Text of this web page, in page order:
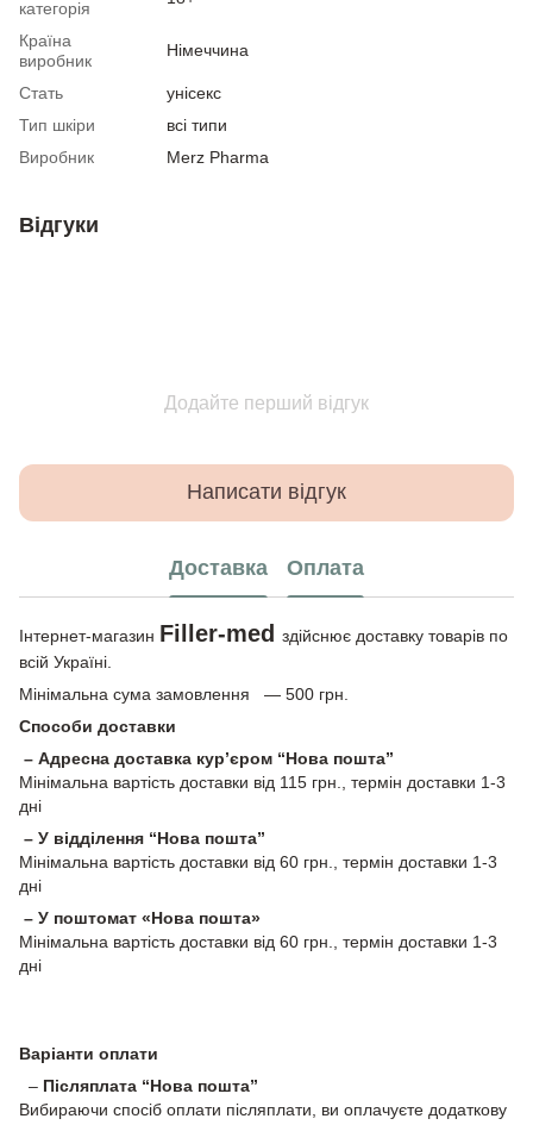
категорія
Країна
виробник
Німеччина
Стать
унісекс
Тип шкіри
всі типи
Виробник
Merz Pharma
Відгуки
Додайте перший відгук
Написати відгук
Доставка Оплата
Інтернет-магазин Filler-med здійснює доставку товарів по
всій Україні.
Мінімальна сума замовлення — 500 грн.
Способи доставки
– Адресна доставка кур’єром “Нова пошта”
Мінімальна вартість доставки від 115 грн., термін доставки 1-3
дні
– У відділення “Нова пошта”
Мінімальна вартість доставки від 60 грн., термін доставки 1-3
дні
– У поштомат «Нова пошта»
Мінімальна вартість доставки від 60 грн., термін доставки 1-3
дні
Варіанти оплати
– Післяплата “Нова пошта”
Вибираючи спосіб оплати післяплати, ви оплачуєте додаткову